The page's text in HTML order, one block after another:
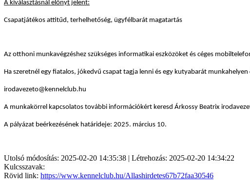
A kiválasztásnál előnyt jelent:
Csapatjátékos attitűd, terhelhetőség, ügyfélbarát magatartás
Az otthoni munkavégzéshez szükséges informatikai eszközöket és céges
Ha szeretnél egy fiatalos, jókedvű csapat tagja lenni és egy kutyabarát
irodavezeto@kennelclub.hu
A munkakörrel kapcsolatos további információkért keresd Árkossy Beatrix
A pályázat beérkezésének határideje: 2025. március 10.
Utolsó módosítás: 2025-02-20 14:35:38 | Létrehozás: 2025-02-20 14:34:22
Kulcsszavak:
Rövid link: https://www.kennelclub.hu/Allashirdetes67b72faa30546